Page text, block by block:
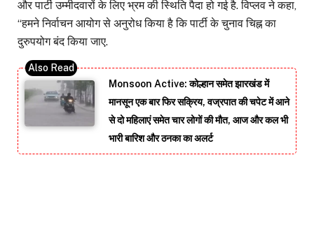
और पार्टी उम्मीदवारों के लिए भ्रम की स्थिति पैदा हो गई है. विप्लव ने कहा,
‘‘हमने निर्वाचन आयोग से अनुरोध किया है कि पार्टी के चुनाव चिह्न का
दुरुपयोग बंद किया जाए.
Monsoon Active: कोल्हान समेत झारखंड में
मानसून एक बार फिर सक्रिय, वज्रपात की चपेट में आने
से दो महिलाएं समेत चार लोगों की मौत, आज और कल भी
भारी बारिश और ठनका का अलर्ट